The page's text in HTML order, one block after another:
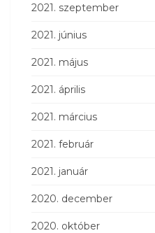
2021. szeptember
2021. június
2021. május
2021. április
2021. március
2021. február
2021. január
2020. december
2020. október